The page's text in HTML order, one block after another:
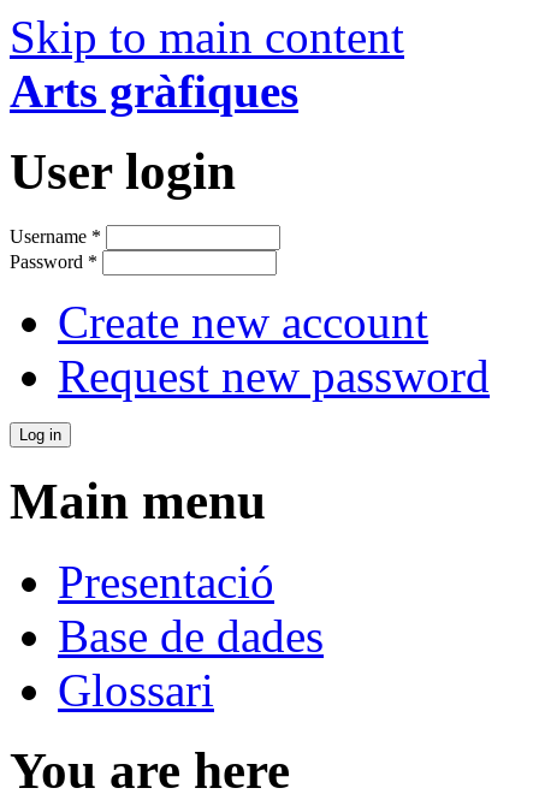
Skip to main content
Arts gràfiques
User login
Username *
Password *
Create new account
Request new password
Main menu
Presentació
Base de dades
Glossari
You are here